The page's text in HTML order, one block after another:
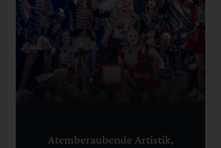
Atemberaubende Artistik,